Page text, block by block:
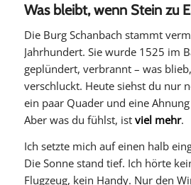
Was bleibt, wenn Stein zu
Die Burg Schanbach stammt
Jahrhundert. Sie wurde 1525 im
geplündert, verbrannt – was
verschluckt. Heute siehst du nur
ein paar Quader und eine
Aber was du fühlst, ist viel mehr.
Ich setzte mich auf einen halb
Die Sonne stand tief. Ich hörte
Flugzeug, kein Handy. Nur den